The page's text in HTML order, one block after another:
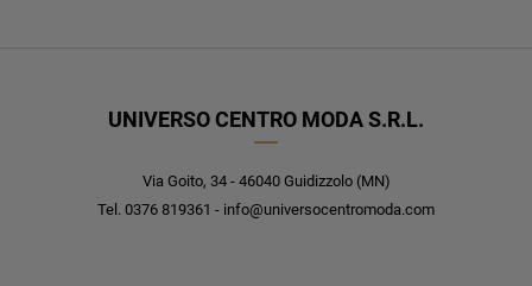
UNIVERSO CENTRO MODA S.R.L.
Via Goito, 34 - 46040 Guidizzolo (MN)
Tel. 0376 819361 - info@universocentromoda.com